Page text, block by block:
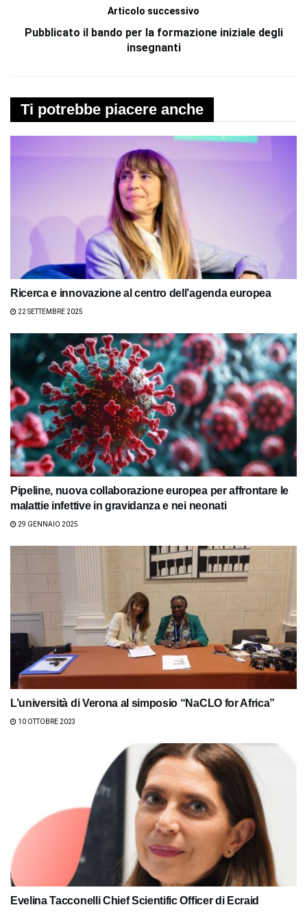
Articolo successivo
Pubblicato il bando per la formazione iniziale degli
insegnanti
Ti potrebbe piacere anche
Ricerca e innovazione al centro dell’agenda europea
22 SETTEMBRE 2025
Pipeline, nuova collaborazione europea per affrontare le
malattie infettive in gravidanza e nei neonati
29 GENNAIO 2025
L’università di Verona al simposio “NaCLO for Africa”
10 OTTOBRE 2023
Evelina Tacconelli Chief Scientific Officer di Ecraid